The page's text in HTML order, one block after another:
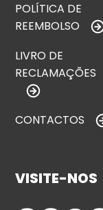
POLÍTICA DE
REEMBOLSO
LIVRO DE
RECLAMAÇÕES
CONTACTOS
VISITE-NOS